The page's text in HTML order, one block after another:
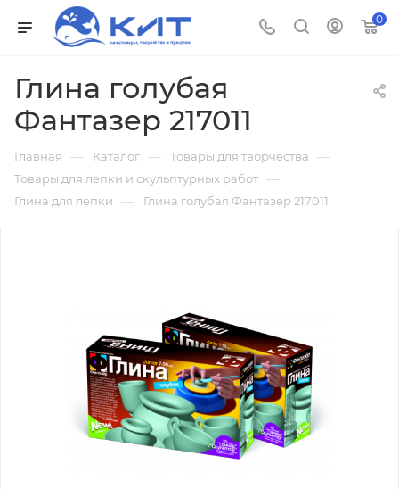
0
Глина голубая
Фантазер 217011
Главная — Каталог — Товары для творчества —
Товары для лепки и скульптурных работ —
Глина для лепки — Глина голубая Фантазер 217011